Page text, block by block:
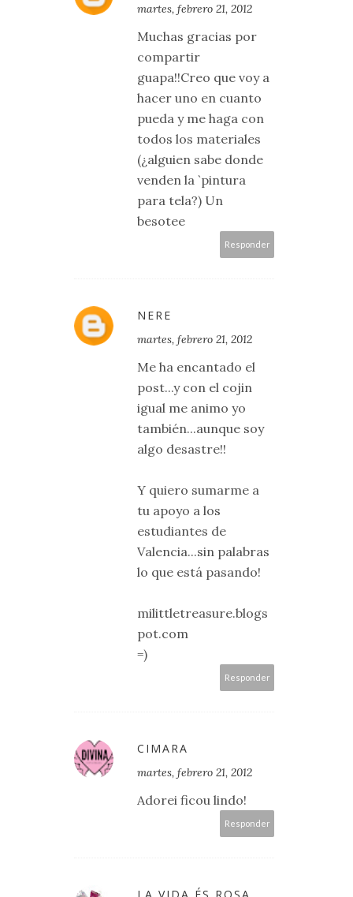
martes, febrero 21, 2012
Muchas gracias por
compartir
guapa!!Creo que voy a
hacer uno en cuanto
pueda y me haga con
todos los materiales
(¿alguien sabe donde
venden la `pintura
para tela?) Un
besotee
Responder
NERE
martes, febrero 21, 2012
Me ha encantado el
post...y con el cojin
igual me animo yo
también...aunque soy
algo desastre!!
Y quiero sumarme a
tu apoyo a los
estudiantes de
Valencia...sin palabras
lo que está pasando!
milittletreasure.blogs
pot.com
=)
Responder
CIMARA
martes, febrero 21, 2012
Adorei ficou lindo!
Responder
LA VIDA ÉS ROSA